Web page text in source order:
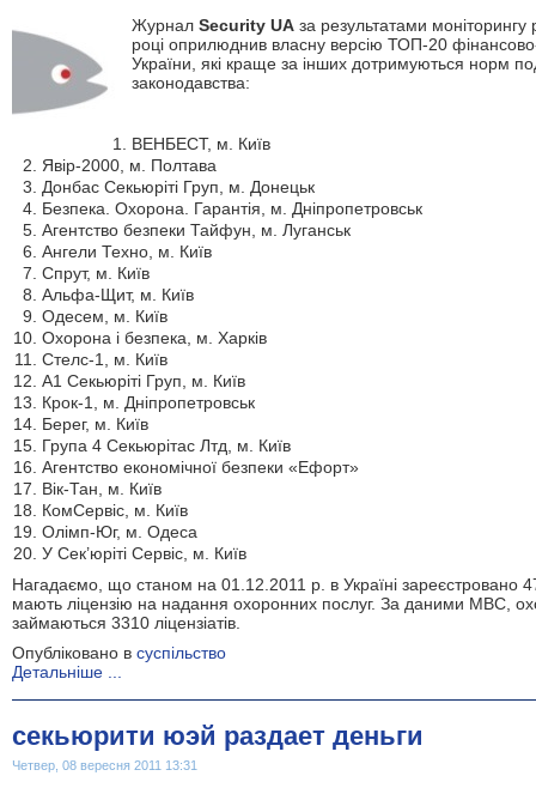
Журнал Security UA за результатами
році оприлюднив власну версію ТОП-20
України, які краще за інших дотримуються норм
законодавства:
ВЕНБЕСТ, м. Київ
Явір-2000, м. Полтава
Донбас Секьюріті Груп, м. Донецьк
Безпека. Охорона. Гарантія, м. Дніпропетровськ
Агентство безпеки Тайфун, м. Луганськ
Ангели Техно, м. Київ
Спрут, м. Київ
Альфа-Щит, м. Київ
Одесем, м. Київ
Охорона і безпека, м. Харків
Стелс-1, м. Київ
А1 Секьюріті Груп, м. Київ
Крок-1, м. Дніпропетровськ
Берег, м. Київ
Група 4 Секьюрітас Лтд, м. Київ
Агентство економічної безпеки «Ефорт»
Вік-Тан, м. Київ
КомСервіс, м. Київ
Олімп-Юг, м. Одеса
У Сек’юріті Сервіс, м. Київ
Нагадаємо, що станом на 01.12.2011 р. в Україні зареєстровано
мають ліцензію на надання охоронних послуг. За даними МВС,
займаються 3310 ліцензіатів.
Опубліковано в суспільство
Детальніше ...
секьюрити юэй раздает деньги
Четвер, 08 вересня 2011 13:31